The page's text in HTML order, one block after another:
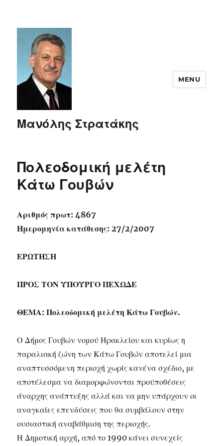
Μανόλης Στρατάκης
MENU
Πολεοδομική μελέτη
Κάτω Γουβών
Αριθμός πρωτ: 4867
Ημερομηνία κατάθεσης: 27/2/2007
ΕΡΩΤΗΣΗ
ΠΡΟΣ ΤΟΝ ΥΠΟΥΡΓΟ ΠΕΧΩΔΕ
ΘΕΜΑ: Πολεοδομική μελέτη Κάτω Γουβών.
Ο Δήμος Γουβών νομού Ηρακλείου και κυρίως η
παραλιακή ζώνη των Κάτω Γουβών αποτελεί μια
αναπτυσσόμενη περιοχή χωρίς κανένα σχέδιο, με
αποτέλεσμα να διαμορφώνονται προϋποθέσεις
άναρχης ανάπτυξης αλλά και να μην υπάρχουν οι
αναγκαίες επενδύσεις που θα συμβάλουν στην
ουσιαστική αναβάθμιση της περιοχής.
Η Δημοτική αρχή, από το 1990 κάνει συνεχείς